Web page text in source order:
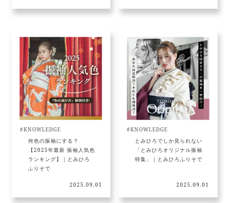
#KNOWLEDGE
何色の振袖にする？
【2025年最新 振袖人気色
ランキング】｜とみひろ
ふりそで
2025.09.01
#KNOWLEDGE
とみひろでしか見られない
「とみひろオリジナル振袖
特集」｜とみひろふりそで
2025.09.01